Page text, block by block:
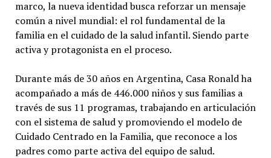
marco, la nueva identidad busca reforzar un mensaje
común a nivel mundial: el rol fundamental de la
familia en el cuidado de la salud infantil. Siendo parte
activa y protagonista en el proceso.
Durante más de 30 años en Argentina, Casa Ronald ha
acompañado a más de 446.000 niños y sus familias a
través de sus 11 programas, trabajando en articulación
con el sistema de salud y promoviendo el modelo de
Cuidado Centrado en la Familia, que reconoce a los
padres como parte activa del equipo de salud.